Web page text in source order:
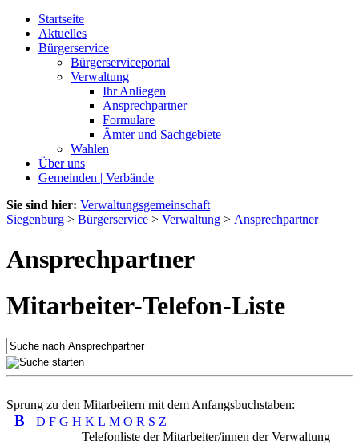
Startseite
Aktuelles
Bürgerservice
Bürgerserviceportal
Verwaltung
Ihr Anliegen
Ansprechpartner
Formulare
Ämter und Sachgebiete
Wahlen
Über uns
Gemeinden | Verbände
Sie sind hier: Verwaltungsgemeinschaft
Siegenburg > Bürgerservice > Verwaltung > Ansprechpartner
Ansprechpartner
Mitarbeiter-Telefon-Liste
Sprung zu den Mitarbeitern mit dem Anfangsbuchstaben:
B D F G H K L M O R S Z
Telefonliste der Mitarbeiter/innen der Verwaltung